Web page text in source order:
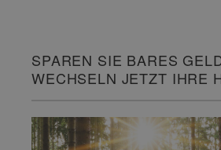
SPAREN SIE BARES
WECHSELN JETZT IHRE